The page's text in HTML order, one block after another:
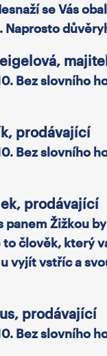
se Vás
Naprosto
Bez slovního
prodávající
Bez slovního
prodávající
panem Žižkou
člověk, který
vyjít vstříc a
prodávající
Bez slovního